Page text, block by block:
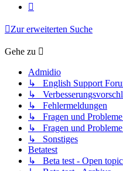
Zur erweiterten Suche
Gehe zu
Admidio
↳ English Support
↳
↳ Fehlermeldungen
↳ Fragen und
↳ Fragen und
↳ Sonstiges
Betatest
↳ Beta test - Open